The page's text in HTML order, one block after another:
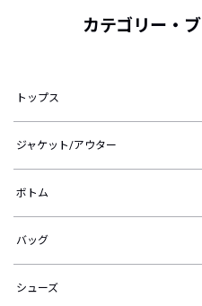
カテゴリー・
トップス
ジャケット/アウター
ボトム
バッグ
シューズ